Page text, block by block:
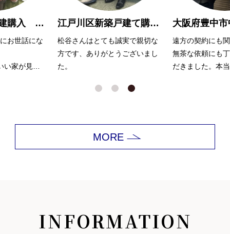
川越市新築戸建購入 A様
お世話にな
い家が見つ
江戸川区新築戸建て購入 R様
松谷さんはとても誠実で親切な
方です、ありがとうございまし
た。
遠方の契約にも
無茶な依頼にも
だきました。本
MORE
INFORMATION